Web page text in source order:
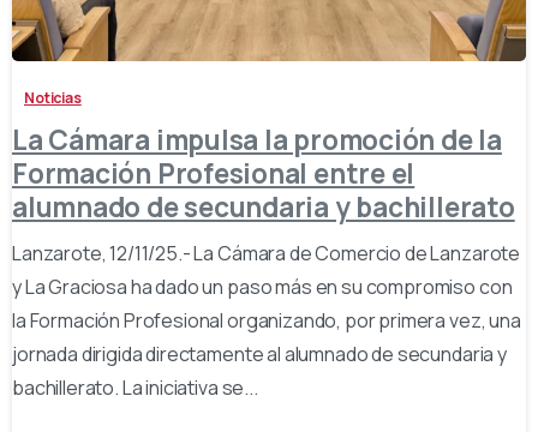
-
Noticias
La Cámara impulsa la promoción de la
Formación Profesional entre el
alumnado de secundaria y bachillerato
Lanzarote, 12/11/25.- La Cámara de Comercio de Lanzarote
y La Graciosa ha dado un paso más en su compromiso con
la Formación Profesional organizando, por primera vez, una
jornada dirigida directamente al alumnado de secundaria y
bachillerato. La iniciativa se...